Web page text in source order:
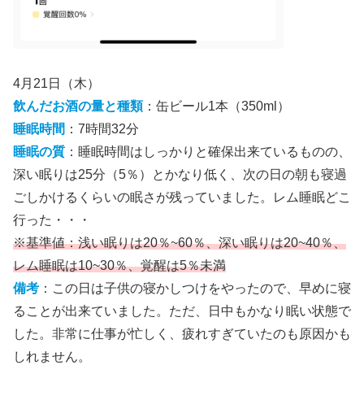
4月21日（木）
飲んだお酒の量と種類：缶ビール1本（350ml）
睡眠時間 ：7時間32分
睡眠の質 ：睡眠時間はしっかりと確保出来ているものの、
深い眠りは25分（5％）とかなり低く、次の日の朝も寝過
ごしかけるくらいの眠さが残っていました。レム睡眠どこ
行った・・・
※基準値：浅い眠りは20％~60％、深い眠りは20~40％、
レム睡眠は10~30％、覚醒は5％未満
備考 ：この日は子供の寝かしつけをやったので、早めに寝
ることが出来ていました。ただ、日中もかなり眠い状態で
した。非常に仕事が忙しく、疲れすぎていたのも原因かも
しれません。